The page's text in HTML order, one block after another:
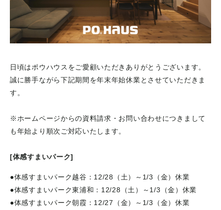
日頃はポウハウスをご愛顧いただきありがとうございます。
誠に勝手ながら下記期間を年末年始休業とさせていただきま
す。
※ホームページからの資料請求・お問い合わせにつきまして
も年始より順次ご対応いたします。
[体感すまいパーク]
●体感すまいパーク越谷：12/28（土）～1/3（金）休業
●体感すまいパーク東浦和：12/28（土）～1/3（金）休業
●体感すまいパーク朝霞：12/27（金）～1/3（金）休業